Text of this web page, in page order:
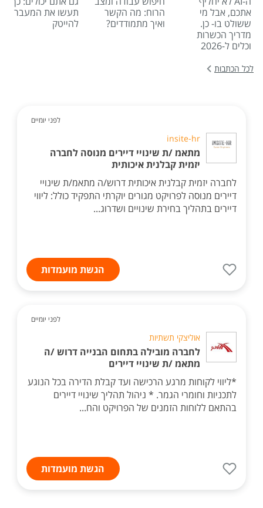
אתכם, אבל מי
ששולט בו- כן.
מדריך הכשרות
וכלים ל-2026
הרוח: מה הקשר
ואיך מתמודדים?
תעשו את המעבר
להייטק
לכל הכתבות
לפני יומיים
insite-hr
מתאמ /ת שינויי דיירים מנוסה לחברה
יזמית קבלנית איכותית
לחברה יזמית קבלנית איכותית דרוש/ה מתאמ/ת שינויי
דיירים מנוסה לפרויקט מגורים יוקרתי התפקיד כולל: ליווי
דיירים בתהליך בחירת שינויים ושדרוג...
הגשת מועמדות
לפני יומיים
אוליצקי תשתיות
לחברה מובילה בתחום הבנייה דרוש /ה
מתאמ /ת שינויי דיירים
*ליווי לקוחות מרגע הרכישה ועד קבלת הדירה בכל הנוגע
לתכניות וחומרי הגמר. * ניהול תהליך שינויי דיירים
בהתאם ללוחות הזמנים של הפרויקט והח...
הגשת מועמדות